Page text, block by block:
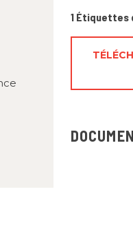
1 Étiquettes